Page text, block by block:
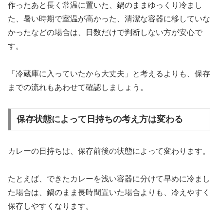
作ったあと長く常温に置いた、鍋のままゆっくり冷まし
た、暑い時期で室温が高かった、清潔な容器に移していな
かったなどの場合は、日数だけで判断しない方が安心で
す。
「冷蔵庫に入っていたから大丈夫」と考えるよりも、保存
までの流れもあわせて確認しましょう。
保存状態によって日持ちの考え方は変わる
カレーの日持ちは、保存前後の状態によって変わります。
たとえば、できたカレーを浅い容器に分けて早めに冷まし
た場合は、鍋のまま長時間置いた場合よりも、冷えやすく
保存しやすくなります。